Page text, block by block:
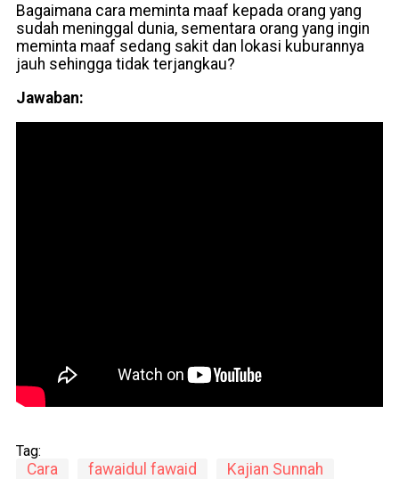
Bagaimana cara meminta maaf kepada orang yang
sudah meninggal dunia, sementara orang yang ingin
meminta maaf sedang sakit dan lokasi kuburannya
jauh sehingga tidak terjangkau?
Jawaban:
Tag:
Cara fawaidul fawaid
Kajian Sunnah